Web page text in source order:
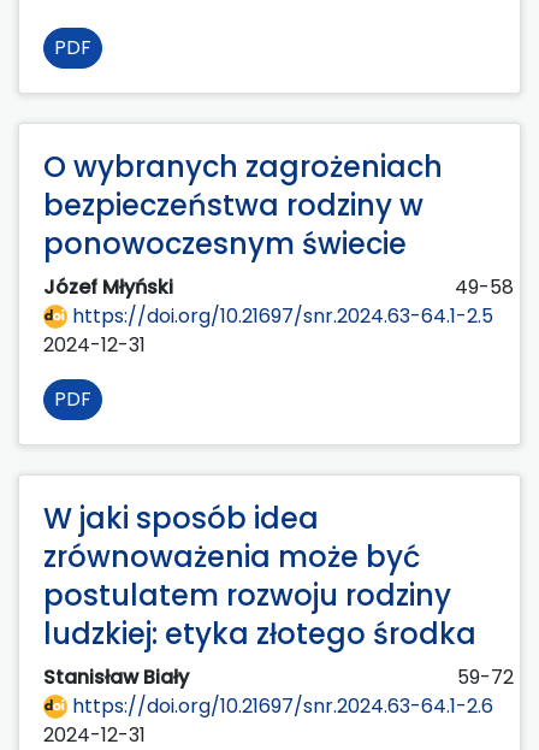
PDF
O wybranych zagrożeniach
bezpieczeństwa rodziny w
ponowoczesnym świecie
Józef Młyński
49-58
https://doi.org/10.21697/snr.2024.63-64.1-2.5
2024-12-31
PDF
W jaki sposób idea
zrównoważenia może być
postulatem rozwoju rodziny
ludzkiej: etyka złotego środka
Stanisław Biały
59-72
https://doi.org/10.21697/snr.2024.63-64.1-2.6
2024-12-31